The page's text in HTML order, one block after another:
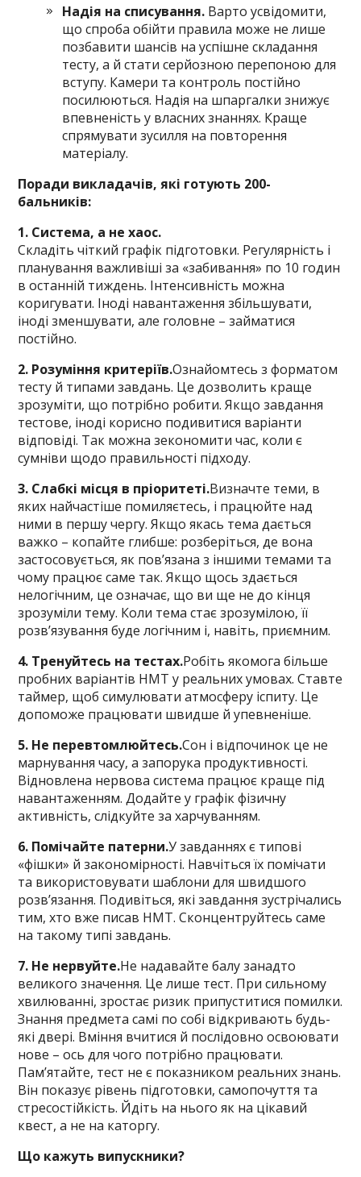
Надія на списування. Варто усвідомити,
що спроба обійти правила може не лише
позбавити шансів на успішне складання
тесту, а й стати серйозною перепоною для
вступу. Камери та контроль постійно
посилюються. Надія на шпаргалки знижує
впевненість у власних знаннях. Краще
спрямувати зусилля на повторення
матеріалу.
Поради викладачів, які готують 200-
бальників:
1. Система, а не хаос.
Складіть чіткий графік підготовки. Регулярність і
планування важливіші за «забивання» по 10 годин
в останній тиждень. Інтенсивність можна
коригувати. Іноді навантаження збільшувати,
іноді зменшувати, але головне – займатися
постійно.
2. Розуміння критеріїв.Ознайомтесь з форматом
тесту й типами завдань. Це дозволить краще
зрозуміти, що потрібно робити. Якщо завдання
тестове, іноді корисно подивитися варіанти
відповіді. Так можна зекономити час, коли є
сумніви щодо правильності підходу.
3. Слабкі місця в пріоритеті.Визначте теми, в
яких найчастіше помиляєтесь, і працюйте над
ними в першу чергу. Якщо якась тема дається
важко – копайте глибше: розберіться, де вона
застосовується, як пов’язана з іншими темами та
чому працює саме так. Якщо щось здається
нелогічним, це означає, що ви ще не до кінця
зрозуміли тему. Коли тема стає зрозумілою, її
розв’язування буде логічним і, навіть, приємним.
4. Тренуйтесь на тестах.Робіть якомога більше
пробних варіантів НМТ у реальних умовах. Ставте
таймер, щоб симулювати атмосферу іспиту. Це
допоможе працювати швидше й упевненіше.
5. Не перевтомлюйтесь.Сон і відпочинок це не
марнування часу, а запорука продуктивності.
Відновлена нервова система працює краще під
навантаженням. Додайте у графік фізичну
активність, слідкуйте за харчуванням.
6. Помічайте патерни.У завданнях є типові
«фішки» й закономірності. Навчіться їх помічати
та використовувати шаблони для швидшого
розв’язання. Подивіться, які завдання зустрічались
тим, хто вже писав НМТ. Сконцентруйтесь саме
на такому типі завдань.
7. Не нервуйте.Не надавайте балу занадто
великого значення. Це лише тест. При сильному
хвилюванні, зростає ризик припуститися помилки.
Знання предмета самі по собі відкривають будь-
які двері. Вміння вчитися й послідовно освоювати
нове – ось для чого потрібно працювати.
Пам’ятайте, тест не є показником реальних знань.
Він показує рівень підготовки, самопочуття та
стресостійкість. Йдіть на нього як на цікавий
квест, а не на каторгу.
Що кажуть випускники?